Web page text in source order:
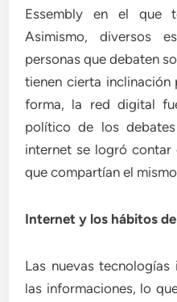
Essembly en el que
Asimismo, diversos
personas que debaten
tienen cierta inclinación
forma, la red digital
político de los
internet se logró contar
que compartían el
Internet y los hábitos
Las nuevas
las informaciones, lo